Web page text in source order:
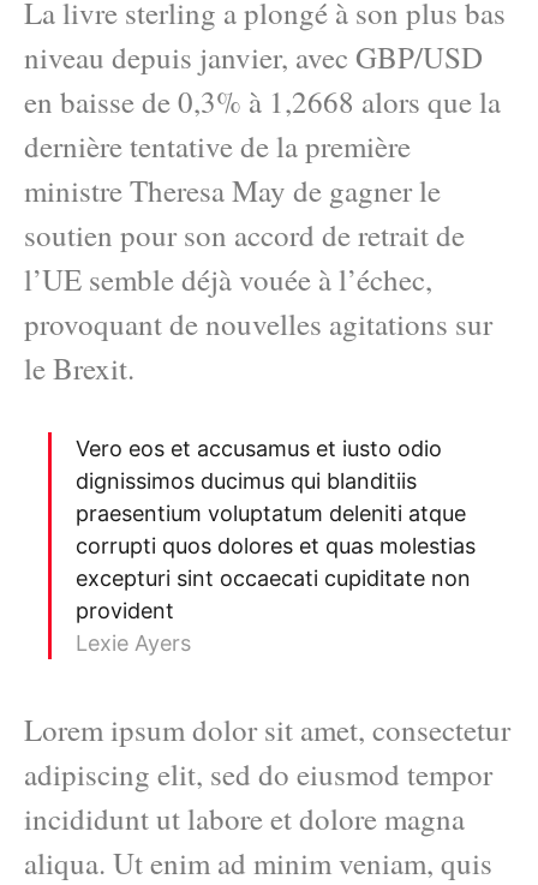
La livre sterling a plongé à son plus bas
niveau depuis janvier, avec GBP/USD
en baisse de 0,3% à 1,2668 alors que la
dernière tentative de la première
ministre Theresa May de gagner le
soutien pour son accord de retrait de
l’UE semble déjà vouée à l’échec,
provoquant de nouvelles agitations sur
le Brexit.
Vero eos et accusamus et iusto odio
dignissimos ducimus qui blanditiis
praesentium voluptatum deleniti atque
corrupti quos dolores et quas molestias
excepturi sint occaecati cupiditate non
provident
Lexie Ayers
Lorem ipsum dolor sit amet, consectetur
adipiscing elit, sed do eiusmod tempor
incididunt ut labore et dolore magna
aliqua. Ut enim ad minim veniam, quis